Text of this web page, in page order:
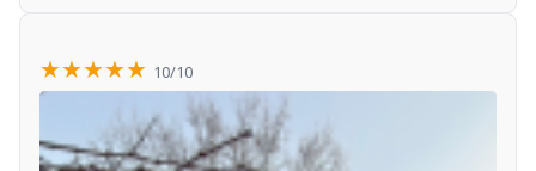
★★★★★ 10/10